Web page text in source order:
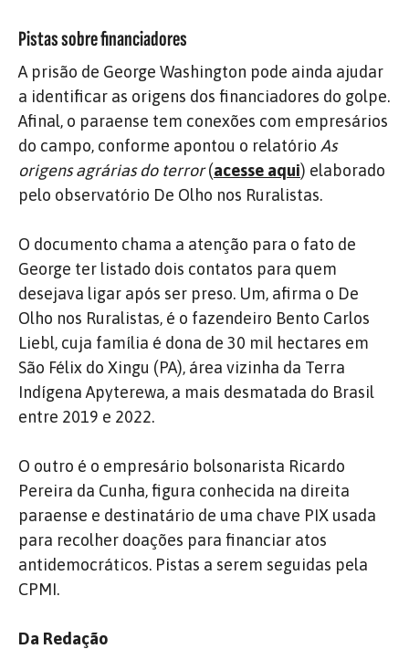
Pistas sobre financiadores
A prisão de George Washington pode ainda ajudar
a identificar as origens dos financiadores do golpe.
Afinal, o paraense tem conexões com empresários
do campo, conforme apontou o relatório As
origens agrárias do terror(acesse aqui) elaborado
pelo observatório De Olho nos Ruralistas.
O documento chama a atenção para o fato de
George ter listado dois contatos para quem
desejava ligar após ser preso. Um, afirma o De
Olho nos Ruralistas, é o fazendeiro Bento Carlos
Liebl, cuja família é dona de 30 mil hectares em
São Félix do Xingu (PA), área vizinha da Terra
Indígena Apyterewa, a mais desmatada do Brasil
entre 2019 e 2022.
O outro é o empresário bolsonarista Ricardo
Pereira da Cunha, figura conhecida na direita
paraense e destinatário de uma chave PIX usada
para recolher doações para financiar atos
antidemocráticos. Pistas a serem seguidas pela
CPMI.
Da Redação